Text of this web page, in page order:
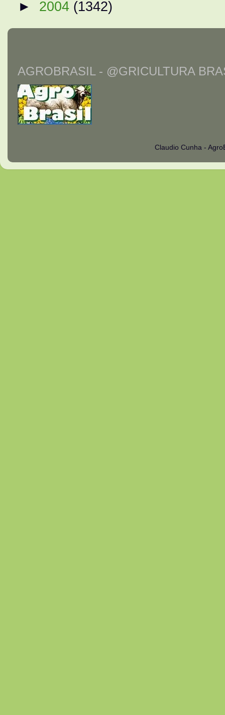
► 2004 (1342)
AGROBRASIL - @GRICULTURA
Claudio Cunha -